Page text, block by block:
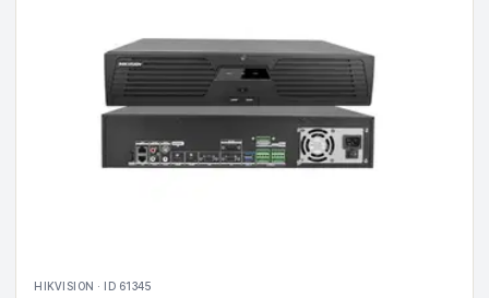
HIKVISION · ID 61345